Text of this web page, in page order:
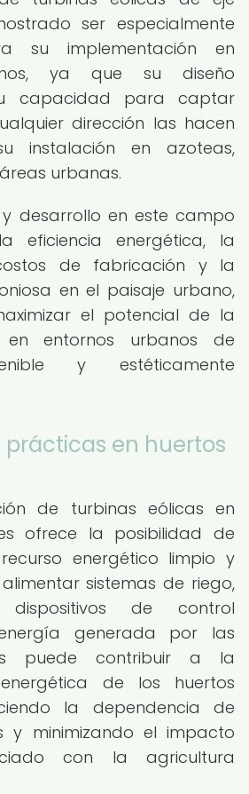
ser especialmente
su implementación en
ya que su diseño
capacidad para captar
dirección las hacen
instalación en azoteas,
urbanas.
y desarrollo en este campo
eficiencia energética, la
de fabricación y la
en el paisaje urbano,
el potencial de la
entornos urbanos de
y estéticamente
prácticas en huertos
de turbinas eólicas en
ofrece la posibilidad de
energético limpio y
sistemas de riego,
de control
generada por las
puede contribuir a la
de los huertos
la dependencia de
y minimizando el impacto
con la agricultura